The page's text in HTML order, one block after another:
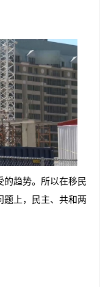
趋势。所以在移民
题上，民主、共和两